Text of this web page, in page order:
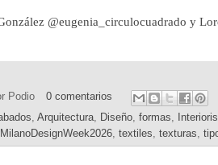
@eugenia_circulocuadrado y
Podio
0 comentarios
Arquitectura Diseño formas
textiles texturas